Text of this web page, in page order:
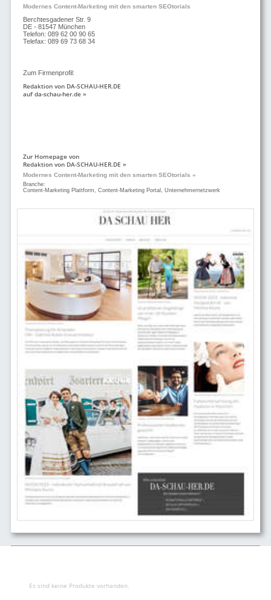
Modernes Content-Marketing mit den smarten SEOtorials
Berchtesgadener Str. 9
DE - 81547 München
Telefon: 089 62 00 90 65
Telefax: 089 69 73 68 34
Zum Firmenprofil:
Redaktion von DA-SCHAU-HER.DE
auf da-schau-her.de »
Zur Homepage von
Redaktion von DA-SCHAU-HER.DE »
Modernes Content-Marketing mit den smarten SEOtorials »
Branche:
Content-Marketing Plattform, Content-Marketing Portal, Unternehmernetzwerk
Es sind keine Produkte vorhanden.